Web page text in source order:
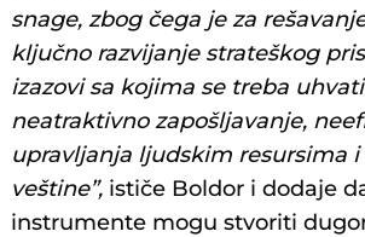
snage, zbog čega je za
ključno razvijanje strateškog
izazovi sa kojima se treba
neatraktivno zapošljavanje,
upravljanja ljudskim resursima
veštine”, ističe Boldor i dodaje
instrumente mogu stvoriti